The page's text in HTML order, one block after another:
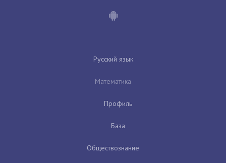
Русский язык
Математика
Профиль
База
Обществознание